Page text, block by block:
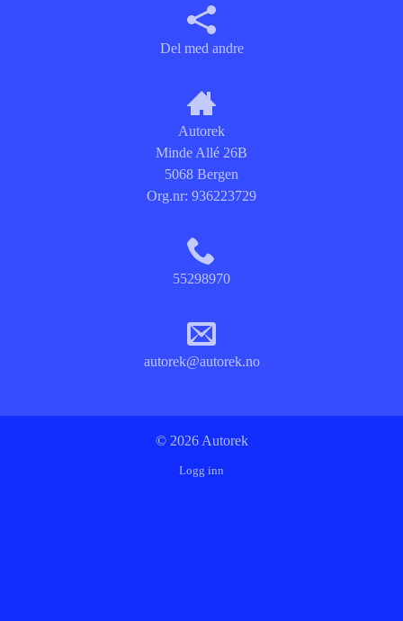
Del med andre
Autorek
Minde Allé 26B
5068 Bergen
Org.nr: 936223729
55298970
autorek@autorek.no
© 2026 Autorek
Logg inn